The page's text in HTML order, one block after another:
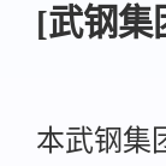
[武钢集
本武钢集